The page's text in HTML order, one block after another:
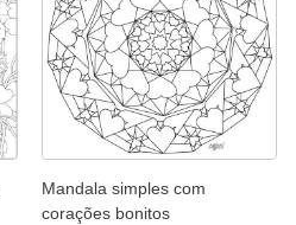
Mandala simples com
corações bonitos